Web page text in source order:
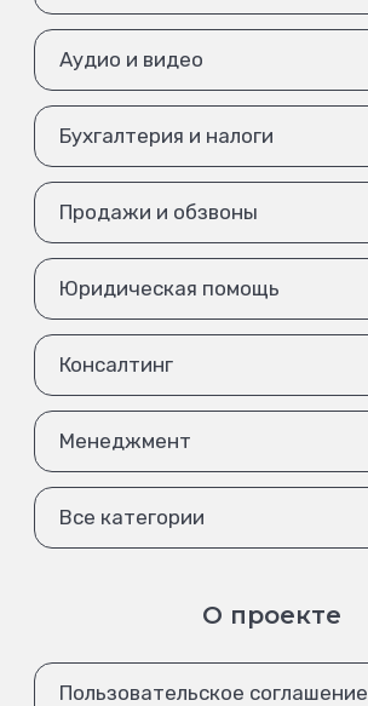
Аудио и видео
Бухгалтерия и налоги
Продажи и обзвоны
Юридическая помощь
Консалтинг
Менеджмент
Все категории
О проекте
Пользовательское соглашение